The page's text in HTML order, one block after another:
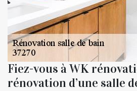
Fiez-vous à WK
rénovation d’une salle